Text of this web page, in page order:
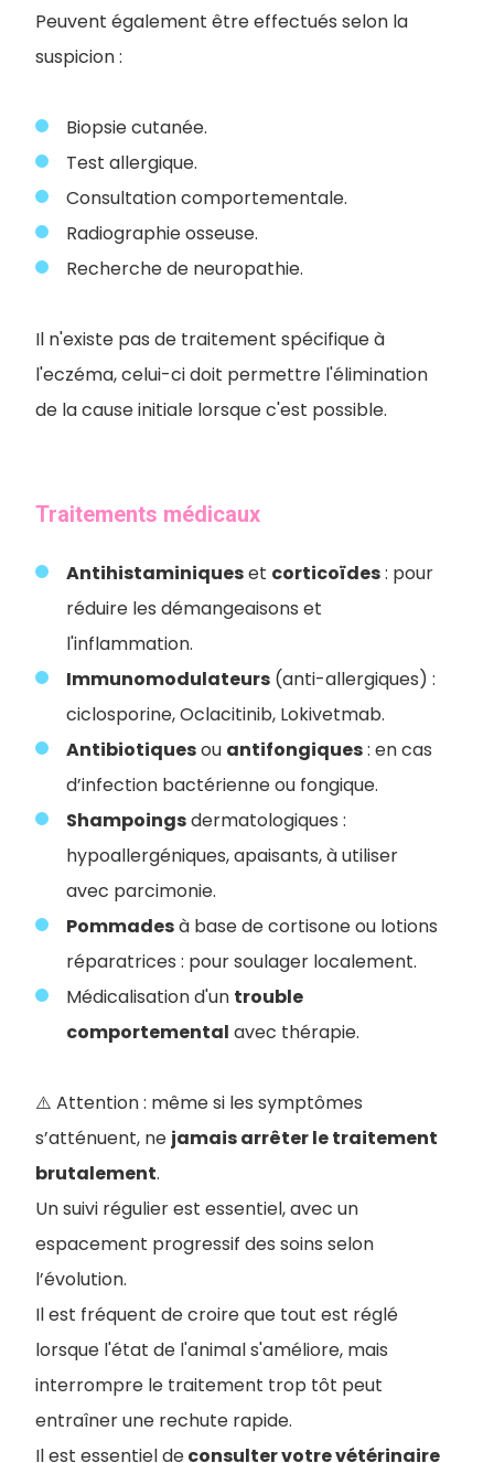
Peuvent également être effectués selon la
suspicion :
Biopsie cutanée.
Test allergique.
Consultation comportementale.
Radiographie osseuse.
Recherche de neuropathie.
Il n'existe pas de traitement spécifique à
l'eczéma, celui-ci doit permettre l'élimination
de la cause initiale lorsque c'est possible.
Traitements médicaux
Antihistaminiqueset corticoïdes: pour
réduire les démangeaisons et
l'inflammation.
Immunomodulateurs (anti-allergiques) :
ciclosporine, Oclacitinib, Lokivetmab.
Antibiotiquesou antifongiques: en cas
d’infection bactérienne ou fongique.
Shampoingsdermatologiques :
hypoallergéniques, apaisants, à utiliser
avec parcimonie.
Pommadesà base de cortisone ou lotions
réparatrices : pour soulager localement.
Médicalisation d'un trouble
comportemental avec thérapie.
⚠️ Attention : même si les symptômes
s’atténuent, ne jamais arrêter le traitement
brutalement.
Un suivi régulier est essentiel, avec un
espacement progressif des soins selon
l’évolution.
Il est fréquent de croire que tout est réglé
lorsque l'état de l'animal s'améliore, mais
interrompre le traitement trop tôt peut
entraîner une rechute rapide.
Il est essentiel deconsulter votre vétérinaire